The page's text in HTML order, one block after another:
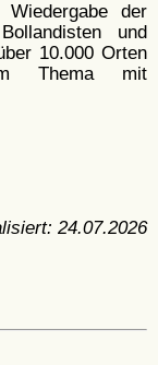
der
und
10.000 Orten
Thema mit
24.07.2026